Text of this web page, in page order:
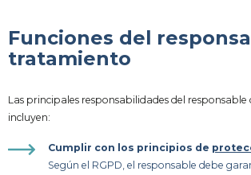
Funciones del
tratamiento
Las principales responsabilidades del
incluyen:
Cumplir con los principios de
Según el RGPD, el responsable debe